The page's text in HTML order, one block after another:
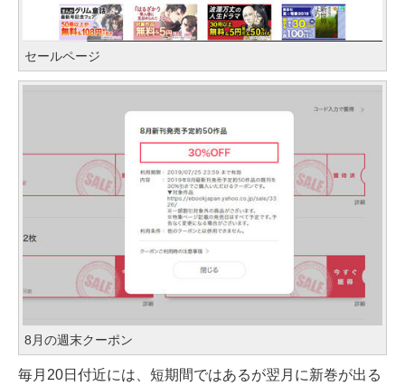
セールページ
8月の週末クーポン
毎月20日付近には、短期間ではあるが翌月に新巻が出る